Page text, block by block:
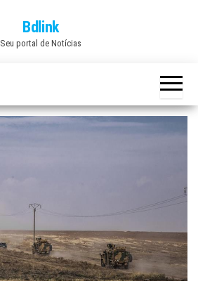
Bdlink
Seu portal de Notícias